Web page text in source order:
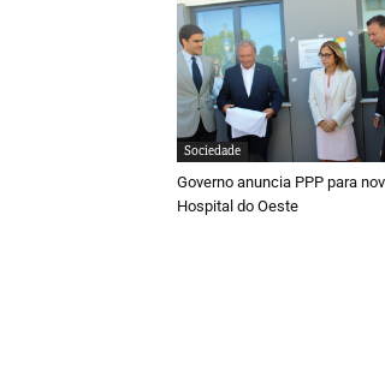
Sociedade
Governo anuncia PPP para
Hospital do Oeste